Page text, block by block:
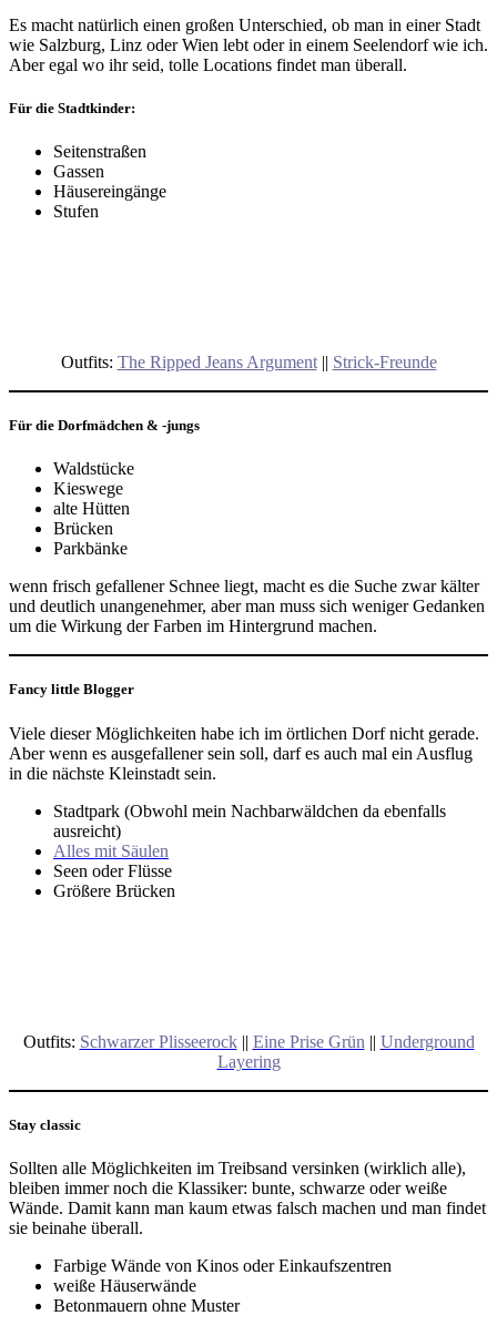
Es macht natürlich einen großen Unterschied, ob man in einer Stadt
wie Salzburg, Linz oder Wien lebt oder in einem Seelendorf wie ich.
Aber egal wo ihr seid, tolle Locations findet man überall.
Für die Stadtkinder:
Seitenstraßen
Gassen
Häusereingänge
Stufen
Outfits: The Ripped Jeans Argument|| Strick-Freunde
Für die Dorfmädchen & -jungs
Waldstücke
Kieswege
alte Hütten
Brücken
Parkbänke
wenn frisch gefallener Schnee liegt, macht es die Suche zwar kälter
und deutlich unangenehmer, aber man muss sich weniger Gedanken
um die Wirkung der Farben im Hintergrund machen.
Fancy little Blogger
Viele dieser Möglichkeiten habe ich im örtlichen Dorf nicht gerade.
Aber wenn es ausgefallener sein soll, darf es auch mal ein Ausflug
in die nächste Kleinstadt sein.
Stadtpark (Obwohl mein Nachbarwäldchen da ebenfalls
ausreicht)
Alles mit Säulen
Seen oder Flüsse
Größere Brücken
Outfits: Schwarzer Plisseerock|| Eine Prise Grün || Underground
Layering
Stay classic
Sollten alle Möglichkeiten im Treibsand versinken (wirklich alle),
bleiben immer noch die Klassiker: bunte, schwarze oder weiße
Wände. Damit kann man kaum etwas falsch machen und man findet
sie beinahe überall.
Farbige Wände von Kinos oder Einkaufszentren
weiße Häuserwände
Betonmauern ohne Muster